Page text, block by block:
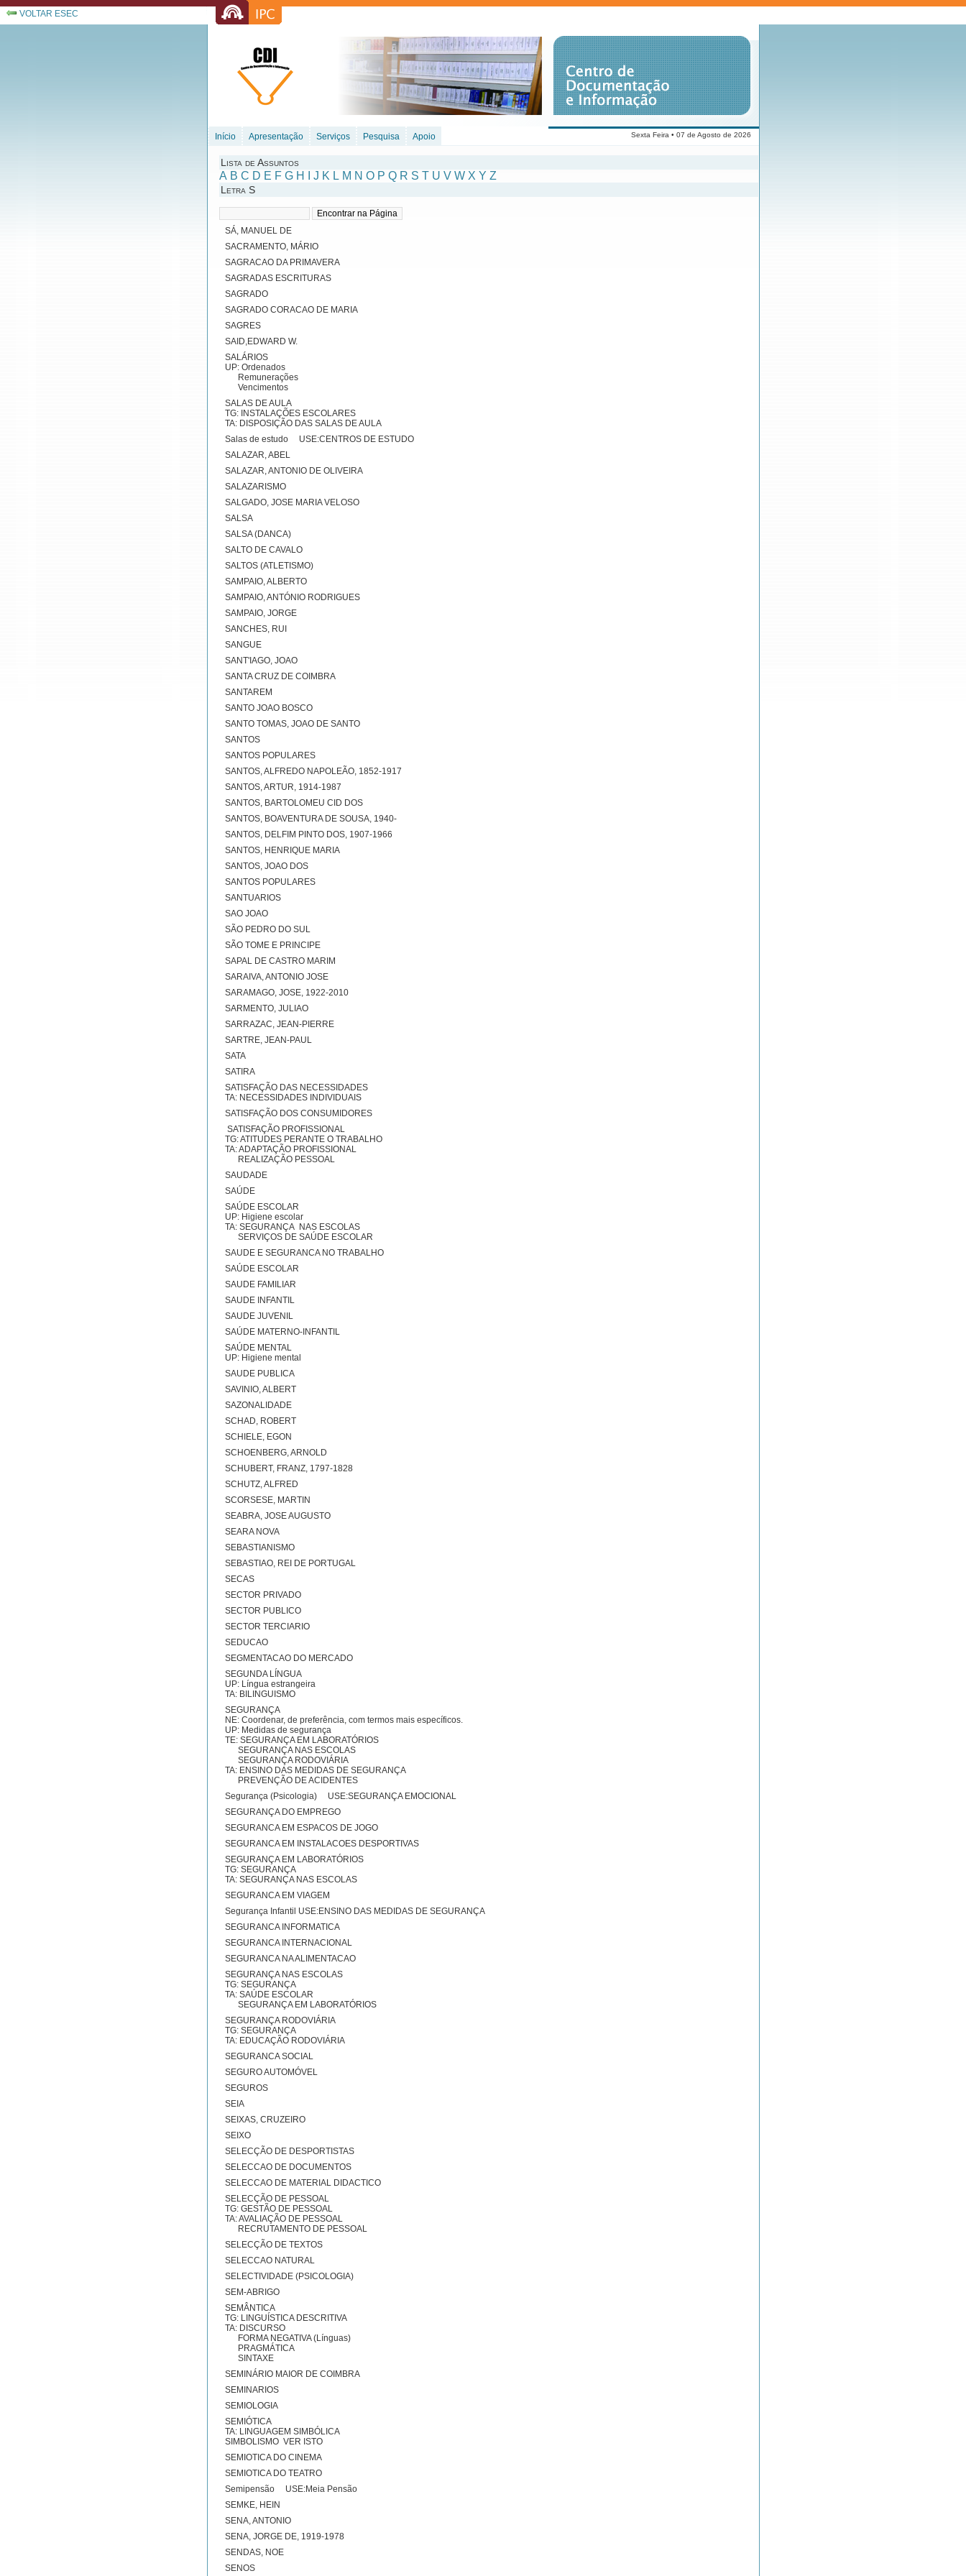
VOLTAR ESEC
Início Apresentação Serviços Pesquisa Apoio Sexta Feira • 07 de Agosto de 2026
Lista de Assuntos
A B C D E F G H J K L M N O P Q R S T U V W X Y Z
Letra S
SÁ, MANUEL DE
SACRAMENTO, MÁRIO
SAGRACAO DA PRIMAVERA
SAGRADAS ESCRITURAS
SAGRADO
SAGRADO CORACAO DE MARIA
SAGRES
SAID,EDWARD W.
SALÁRIOS
UP: Ordenados
Remunerações
Vencimentos
SALAS DE AULA
TG: INSTALAÇÕES ESCOLARES
TA: DISPOSIÇÃO DAS SALAS DE AULA
Salas de estudo USE:CENTROS DE ESTUDO
SALAZAR, ABEL
SALAZAR, ANTONIO DE OLIVEIRA
SALAZARISMO
SALGADO, JOSE MARIA VELOSO
SALSA
SALSA (DANCA)
SALTO DE CAVALO
SALTOS (ATLETISMO)
SAMPAIO, ALBERTO
SAMPAIO, ANTÓNIO RODRIGUES
SAMPAIO, JORGE
SANCHES, RUI
SANGUE
SANT'IAGO, JOAO
SANTA CRUZ DE COIMBRA
SANTAREM
SANTO JOAO BOSCO
SANTO TOMAS, JOAO DE SANTO
SANTOS
SANTOS POPULARES
SANTOS, ALFREDO NAPOLEÃO, 1852-1917
SANTOS, ARTUR, 1914-1987
SANTOS, BARTOLOMEU CID DOS
SANTOS, BOAVENTURA DE SOUSA, 1940-
SANTOS, DELFIM PINTO DOS, 1907-1966
SANTOS, HENRIQUE MARIA
SANTOS, JOAO DOS
SANTOS POPULARES
SANTUARIOS
SAO JOAO
SÃO PEDRO DO SUL
SÃO TOME E PRINCIPE
SAPAL DE CASTRO MARIM
SARAIVA, ANTONIO JOSE
SARAMAGO, JOSE, 1922-2010
SARMENTO, JULIAO
SARRAZAC, JEAN-PIERRE
SARTRE, JEAN-PAUL
SATA
SATIRA
SATISFAÇÃO DAS NECESSIDADES
TA: NECESSIDADES INDIVIDUAIS
SATISFAÇÃO DOS CONSUMIDORES
SATISFAÇÃO PROFISSIONAL
TG: ATITUDES PERANTE O TRABALHO
TA: ADAPTAÇÃO PROFISSIONAL
REALIZAÇÃO PESSOAL
SAUDADE
SAÚDE
SAÚDE ESCOLAR
UP: Higiene escolar
TA: SEGURANÇA NAS ESCOLAS
SERVIÇOS DE SAÚDE ESCOLAR
SAUDE E SEGURANCA NO TRABALHO
SAÚDE ESCOLAR
SAUDE FAMILIAR
SAUDE INFANTIL
SAUDE JUVENIL
SAÚDE MATERNO-INFANTIL
SAÚDE MENTAL
UP: Higiene mental
SAUDE PUBLICA
SAVINIO, ALBERT
SAZONALIDADE
SCHAD, ROBERT
SCHIELE, EGON
SCHOENBERG, ARNOLD
SCHUBERT, FRANZ, 1797-1828
SCHUTZ, ALFRED
SCORSESE, MARTIN
SEABRA, JOSE AUGUSTO
SEARA NOVA
SEBASTIANISMO
SEBASTIAO, REI DE PORTUGAL
SECAS
SECTOR PRIVADO
SECTOR PUBLICO
SECTOR TERCIARIO
SEDUCAO
SEGMENTACAO DO MERCADO
SEGUNDA LÍNGUA
UP: Língua estrangeira
TA: BILINGUISMO
SEGURANÇA
NE: Coordenar, de preferência, com termos mais específicos.
UP: Medidas de segurança
TE: SEGURANÇA EM LABORATÓRIOS
SEGURANÇA NAS ESCOLAS
SEGURANÇA RODOVIÁRIA
TA: ENSINO DAS MEDIDAS DE SEGURANÇA
PREVENÇÃO DE ACIDENTES
Segurança (Psicologia) USE:SEGURANÇA EMOCIONAL
SEGURANÇA DO EMPREGO
SEGURANCA EM ESPACOS DE JOGO
SEGURANCA EM INSTALACOES DESPORTIVAS
SEGURANÇA EM LABORATÓRIOS
TG: SEGURANÇA
TA: SEGURANÇA NAS ESCOLAS
SEGURANCA EM VIAGEM
Segurança Infantil USE:ENSINO DAS MEDIDAS DE SEGURANÇA
SEGURANCA INFORMATICA
SEGURANCA INTERNACIONAL
SEGURANCA NA ALIMENTACAO
SEGURANÇA NAS ESCOLAS
TG: SEGURANÇA
TA: SAÚDE ESCOLAR
SEGURANÇA EM LABORATÓRIOS
SEGURANÇA RODOVIÁRIA
TG: SEGURANÇA
TA: EDUCAÇÃO RODOVIÁRIA
SEGURANCA SOCIAL
SEGURO AUTOMÓVEL
SEGUROS
SEIA
SEIXAS, CRUZEIRO
SEIXO
SELECÇÃO DE DESPORTISTAS
SELECCAO DE DOCUMENTOS
SELECCAO DE MATERIAL DIDACTICO
SELECÇÃO DE PESSOAL
TG: GESTÃO DE PESSOAL
TA: AVALIAÇÃO DE PESSOAL
RECRUTAMENTO DE PESSOAL
SELECÇÃO DE TEXTOS
SELECCAO NATURAL
SELECTIVIDADE (PSICOLOGIA)
SEM-ABRIGO
SEMÂNTICA
TG: LINGUÍSTICA DESCRITIVA
TA: DISCURSO
FORMA NEGATIVA (Línguas)
PRAGMÁTICA
SINTAXE
SEMINÁRIO MAIOR DE COIMBRA
SEMINARIOS
SEMIOLOGIA
SEMIÓTICA
TA: LINGUAGEM SIMBÓLICA
SIMBOLISMO VER ISTO
SEMIOTICA DO CINEMA
SEMIOTICA DO TEATRO
Semipensão USE:Meia Pensão
SEMKE, HEIN
SENA, ANTONIO
SENA, JORGE DE, 1919-1978
SENDAS, NOE
SENOS